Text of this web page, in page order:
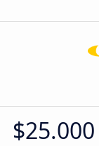
$25.000